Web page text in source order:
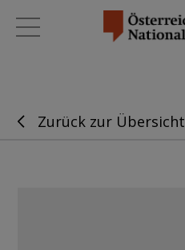
Zurück zur Übersicht